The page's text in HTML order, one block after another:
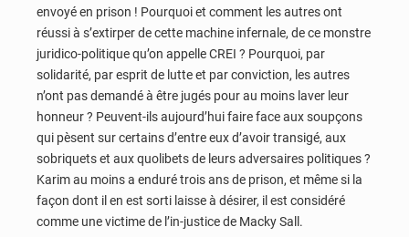
envoyé en prison ! Pourquoi et comment les autres ont
réussi à s’extirper de cette machine infernale, de ce monstre
juridico-politique qu’on appelle CREI ? Pourquoi, par
solidarité, par esprit de lutte et par conviction, les autres
n’ont pas demandé à être jugés pour au moins laver leur
honneur ? Peuvent-ils aujourd’hui faire face aux soupçons
qui pèsent sur certains d’entre eux d’avoir transigé, aux
sobriquets et aux quolibets de leurs adversaires politiques ?
Karim au moins a enduré trois ans de prison, et même si la
façon dont il en est sorti laisse à désirer, il est considéré
comme une victime de l’in-justice de Macky Sall.